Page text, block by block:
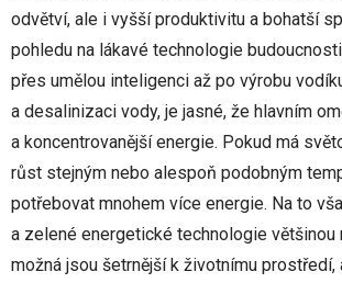
odvětví, ale i vyšší produktivitu a bohatší
pohledu na lákavé technologie
přes umělou inteligenci až po výrobu
a desalinizaci vody, je jasné, že hlavním
a koncentrovanější energie. Pokud má
růst stejným nebo alespoň podobným
potřebovat mnohem více energie. Na to
a zelené energetické technologie většinou
možná jsou šetrnější k životnímu prostředí,